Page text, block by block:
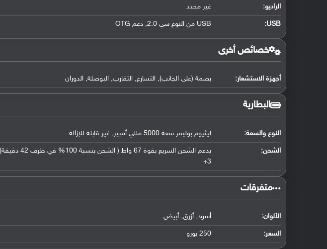
الراديو: غير محدد
USB
: USB من النوع سي 2.0, دعم OTG
خصائص أخرى
أجهزة الاستشعار: بصمة (على الجانب), التسارع, التقارب, البوصلة, الدوران
البطارية
النوع والسعة: ليثيوم بوليمر سعة 5000 مللي أمبير, غير قابلة للإزالة
الشحن:
3+
‏متفرقات‏
الألوان: أسود, أزرق, أبيض
السعر: 250 يورو